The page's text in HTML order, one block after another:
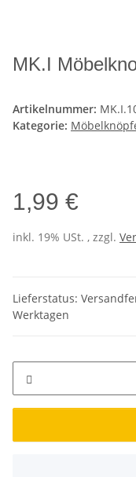
MK.I
Artikelnummer:
Kategorie:
1,99 €
inkl. 19% USt. , zzgl.
Lieferstatus:
Werktagen